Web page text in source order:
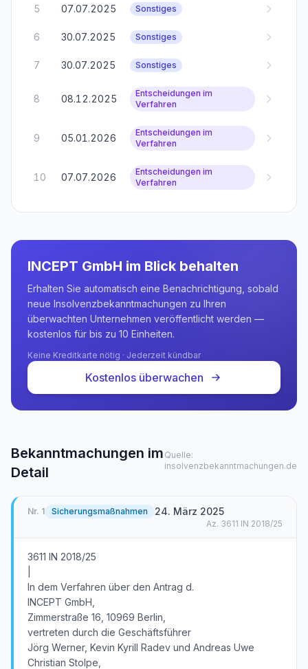
5 07.07.2025 Sonstiges
6 30.07.2025 Sonstiges
7 30.07.2025 Sonstiges
8 08.12.2025
Entscheidungen im
Verfahren
9 05.01.2026
Entscheidungen im
Verfahren
10 07.07.2026
Entscheidungen im
Verfahren
INCEPT GmbH im Blick behalten
Erhalten Sie automatisch eine Benachrichtigung, sobald
neue Insolvenzbekanntmachungen zu Ihren
überwachten Unternehmen veröffentlicht werden —
kostenlos für bis zu 10 Einheiten.
Keine Kreditkarte nötig · Jederzeit kündbar
Kostenlos überwachen
Bekanntmachungen im
Detail
Quelle:
insolvenzbekanntmachungen.de
Nr. 1 Sicherungsmaßnahmen 24. März 2025
Az. 3611 IN 2018/25
3611 IN 2018/25
In dem Verfahren über den Antrag d.
INCEPT GmbH,
Zimmerstraße 16, 10969 Berlin,
vertreten durch die Geschäftsführer
Jörg Werner, Kevin Kyrill Radev und Andreas Uwe
Christian Stolpe,